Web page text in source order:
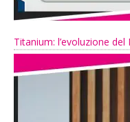
Titanium: l’evoluzione